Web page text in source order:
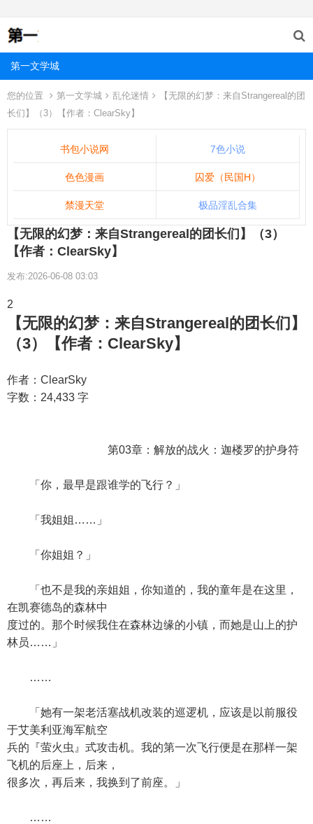
第一文学城
您的位置 第一文学城 乱伦迷情
【无限的幻梦：来自Strangereal的团
长们】（3）【作者：ClearSky】
书包小说网 7色小说
色色漫画 囚爱（民国H）
禁漫天堂 极品淫乱合集
【无限的幻梦：来自Strangereal的团长们】（3）
【作者：ClearSky】
发布:2026-06-08 03:03
2
【无限的幻梦：来自Strangereal的团长们】
（3）【作者：ClearSky】
作者：ClearSky
字数：24,433 字
第03章：解放的战火：迦楼罗的护身符
「你，最早是跟谁学的飞行？」
「我姐姐……」
「你姐姐？」
「也不是我的亲姐姐，你知道的，我的童年是在这里，
在凯赛德岛的森林中
度过的。那个时候我住在森林边缘的小镇，而她是山上的护
林员……」
……
「她有一架老活塞战机改装的巡逻机，应该是以前服役
于艾美利亚海军航空
兵的『萤火虫』式攻击机。我的第一次飞行便是在那样一架
飞机的后座上，后来，
很多次，再后来，我换到了前座。」
……